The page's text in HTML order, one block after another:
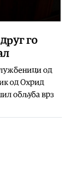
го
од
од Охрид
обљуба врз